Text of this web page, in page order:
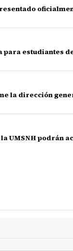
para estudiantes
la dirección
UMSNH podrán